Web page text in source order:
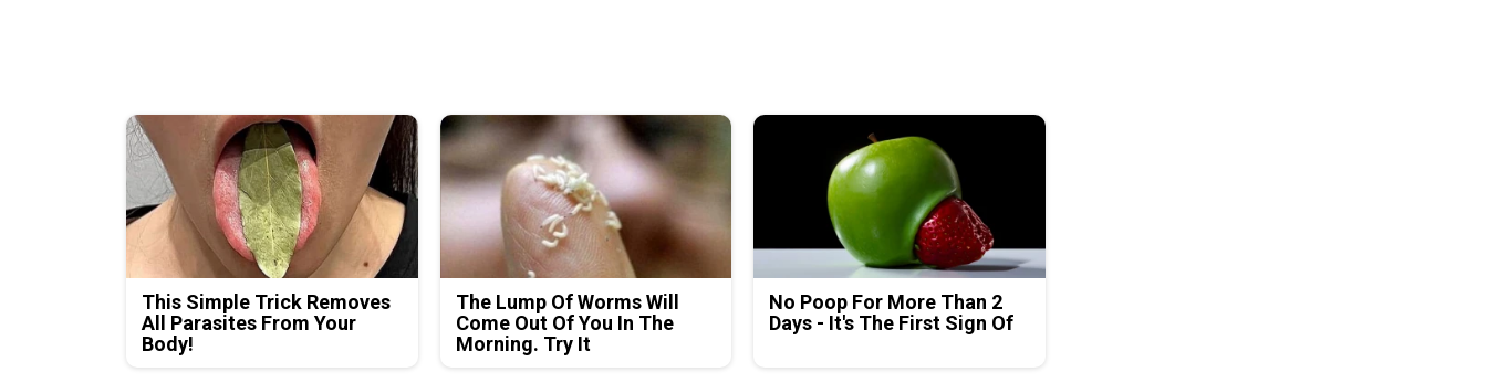
This Simple Trick Removes
All Parasites From Your
Body!
The Lump Of Worms Will
Come Out Of You In The
Morning. Try It
No Poop For More Than 2
Days - It's The First Sign Of